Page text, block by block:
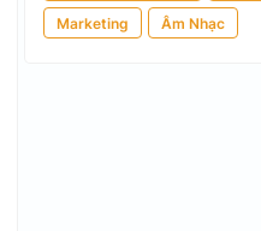
Marketing Âm Nhạc